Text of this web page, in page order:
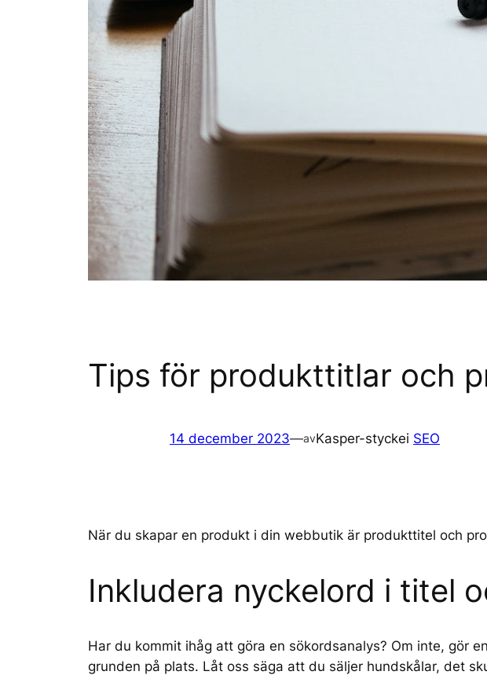
Tips för produkttitlar och
14 december 2023—avKasper-styckei SEO
När du skapar en produkt i din webbutik är produkttitel och
Inkludera nyckelord i titel
Har du kommit ihåg att göra en sökordsanalys? Om inte, gör
grunden på plats. Låt oss säga att du säljer hundskålar, det